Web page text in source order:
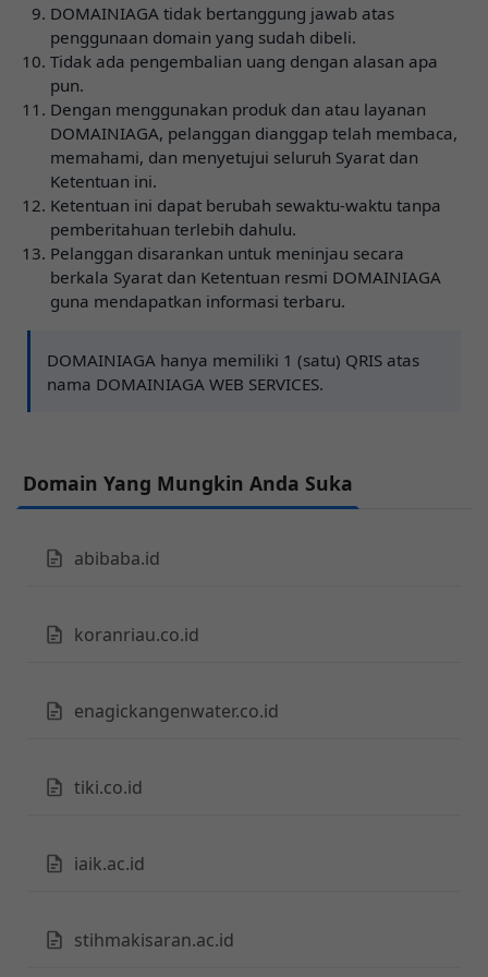
DOMAINIAGA tidak bertanggung jawab atas
penggunaan domain yang sudah dibeli.
Tidak ada pengembalian uang dengan alasan apa
pun.
Dengan menggunakan produk dan atau layanan
DOMAINIAGA, pelanggan dianggap telah membaca,
memahami, dan menyetujui seluruh Syarat dan
Ketentuan ini.
Ketentuan ini dapat berubah sewaktu-waktu tanpa
pemberitahuan terlebih dahulu.
Pelanggan disarankan untuk meninjau secara
berkala Syarat dan Ketentuan resmi DOMAINIAGA
guna mendapatkan informasi terbaru.
DOMAINIAGA hanya memiliki 1 (satu) QRIS atas
nama DOMAINIAGA WEB SERVICES.
Domain Yang Mungkin Anda Suka
abibaba.id
koranriau.co.id
enagickangenwater.co.id
tiki.co.id
iaik.ac.id
stihmakisaran.ac.id